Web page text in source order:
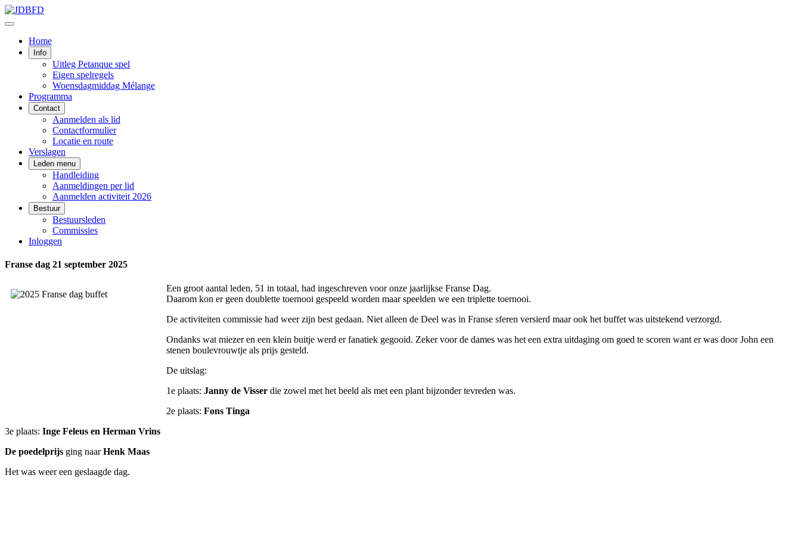
Home
Info
Uitleg Petanque spel
Eigen spelregels
Woensdagmiddag Mélange
Programma
Contact
Aanmelden als lid
Contactformulier
Locatie en route
Verslagen
Leden menu
Handleiding
Aanmeldingen per lid
Aanmelden activiteit 2026
Bestuur
Bestuursleden
Commissies
Inloggen
Franse dag 21 september 2025
Een groot aantal leden, 51 in totaal, had ingeschreven voor onze jaarlijkse Franse Dag.
Daarom kon er geen doublette toernooi gespeeld worden maar speelden we een triplette toernooi.
De activiteiten commissie had weer zijn best gedaan. Niet alleen de Deel was in Franse sferen versierd maar ook het buffet was uitstekend verzorgd.
Ondanks wat miezer en een klein buitje werd er fanatiek gegooid. Zeker voor de dames was het een extra uitdaging om goed te scoren want er was door John een
stenen boulevrouwtje als prijs gesteld.
De uitslag:
1e plaats: Janny de Visser die zowel met het beeld als met een plant bijzonder tevreden was.
2e plaats: Fons Tinga
3e plaats: Inge Feleus en Herman Vrins
De poedelprijs ging naarHenk Maas
Het was weer een geslaagde dag.